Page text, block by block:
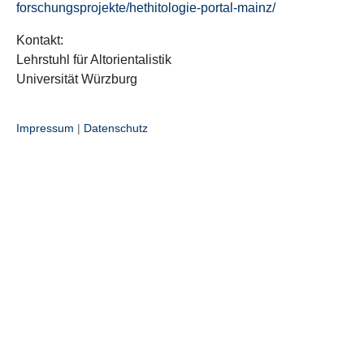
forschungsprojekte/hethitologie-portal-mainz/
Kontakt:
Lehrstuhl für Altorientalistik
Universität Würzburg
Impressum | Datenschutz